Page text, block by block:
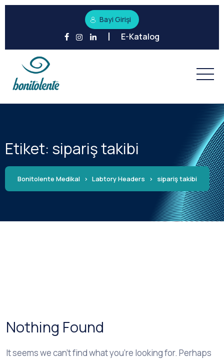
Bayi Girişi
E-Katalog
Etiket: sipariş takibi
Bonitolente Medikal > Labtory Headers > sipariş takibi
Nothing Found
It seems we can’t find what you’re looking for. Perhaps